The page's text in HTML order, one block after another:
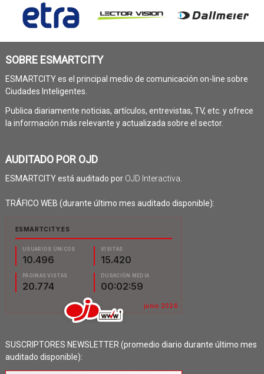
SOBRE ESMARTCITY
ESMARTCITY es el principal medio de comunicación on-line sobre
Ciudades Inteligentes.
Publica diariamente noticias, artículos, entrevistas, TV, etc. y ofrece
la información más relevante y actualizada sobre el sector.
AUDITADO POR OJD
ESMARTCITY está auditado por OJD Interactiva
TRÁFICO WEB (durante último mes auditado disponible):
SUSCRIPTORES NEWSLETTER (promedio diario durante último mes
auditado disponible):